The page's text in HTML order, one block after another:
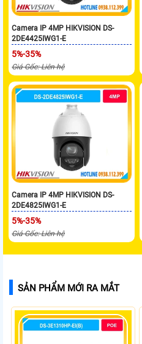
Camera IP 4MP HIKVISION DS-
2DE4425IWG1-E
5%-35%
Giá Gốc: Liên hệ
Camera IP 4MP HIKVISION DS-
2DE4825IWG1-E
5%-35%
Giá Gốc: Liên hệ
SẢN PHẨM MỚI RA MẮT